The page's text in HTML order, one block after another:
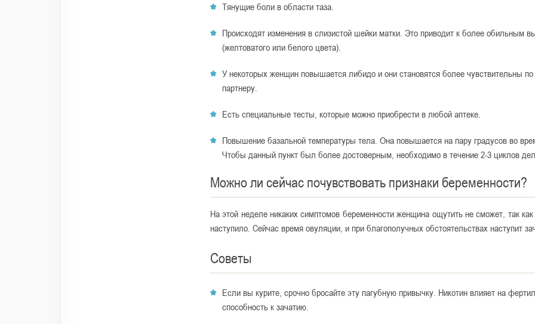
Тянущие боли в области таза.
Происходят изменения в слизистой шейки матки. Это приводит к более обильным
(желтоватого или белого цвета).
У некоторых женщин повышается либидо и они становятся более чувствительны
партнеру.
Есть специальные тесты, которые можно приобрести в любой аптеке.
Повышение базальной температуры тела. Она повышается на пару градусов во
Чтобы данный пункт был более достоверным, необходимо в течение 2-3 циклов
Можно ли сейчас почувствовать признаки беременности?
На этой неделе никаких симптомов беременности женщина ощутить не сможет, так
наступило. Сейчас время овуляции, и при благополучных обстоятельствах наступит
Советы
Если вы курите, срочно бросайте эту пагубную привычку. Никотин влияет на
способность к зачатию.